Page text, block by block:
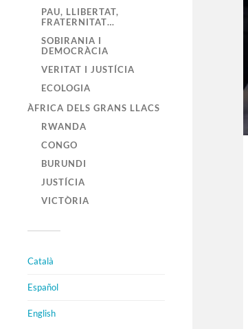
PAU, LLIBERTAT,
FRATERNITAT…
SOBIRANIA I
DEMOCRÀCIA
VERITAT I JUSTÍCIA
ECOLOGIA
ÀFRICA DELS GRANS LLACS
RWANDA
CONGO
BURUNDI
JUSTÍCIA
VICTÒRIA
Català
Español
English